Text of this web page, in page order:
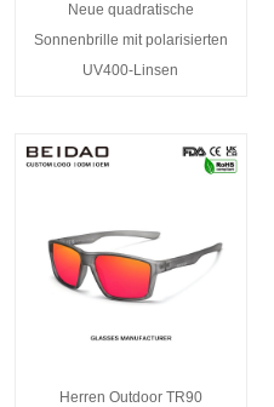
Neue quadratische
Sonnenbrille mit polarisierten
UV400-Linsen
Herren Outdoor TR90